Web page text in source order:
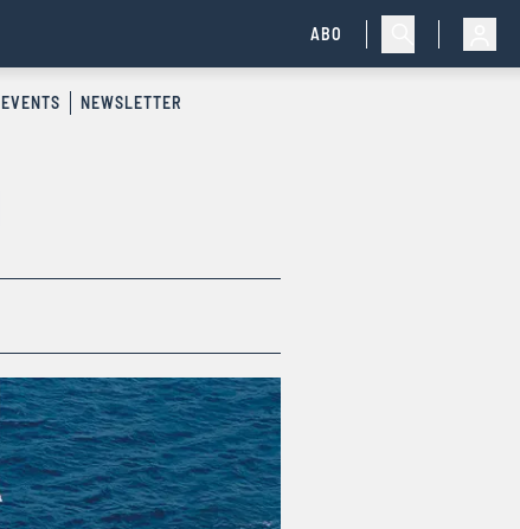
ABO
EVENTS NEWSLETTER